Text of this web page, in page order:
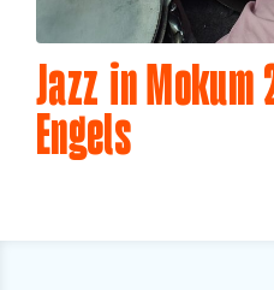
Jazz in Mokum
Engels